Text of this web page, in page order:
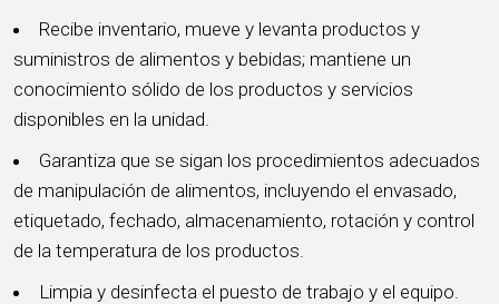
Recibe inventario, mueve y levanta productos y
suministros de alimentos y bebidas; mantiene un
conocimiento sólido de los productos y servicios
disponibles en la unidad.
Garantiza que se sigan los procedimientos adecuados
de manipulación de alimentos, incluyendo el envasado,
etiquetado, fechado, almacenamiento, rotación y control
de la temperatura de los productos.
Limpia y desinfecta el puesto de trabajo y el equipo.